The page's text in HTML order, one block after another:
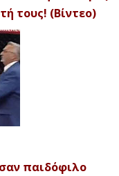
τους! (Βίντεο)
παιδόφιλο